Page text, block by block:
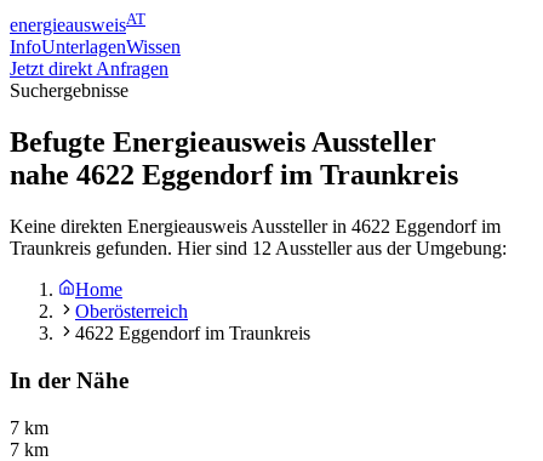
energieausweisAT
InfoUnterlagenWissen
Jetzt direkt Anfragen
Suchergebnisse
Befugte Energieausweis Aussteller
nahe 4622 Eggendorf im Traunkreis
Keine direkten Energieausweis Aussteller in 4622 Eggendorf im
Traunkreis gefunden. Hier sind 12 Aussteller aus der Umgebung:
Home
Oberösterreich
4622 Eggendorf im Traunkreis
In der Nähe
7 km
7 km